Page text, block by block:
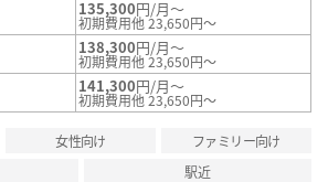
135,300円/月～
初期費用他 23,650円～
138,300円/月～
初期費用他 23,650円～
141,300円/月～
初期費用他 23,650円～
女性向け
ファミリー向け
駅近